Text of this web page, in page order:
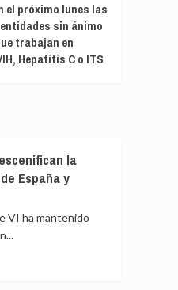
el próximo lunes las
sin ánimo
trabajan en
Hepatitis C o ITS
la
España y
VI ha mantenido